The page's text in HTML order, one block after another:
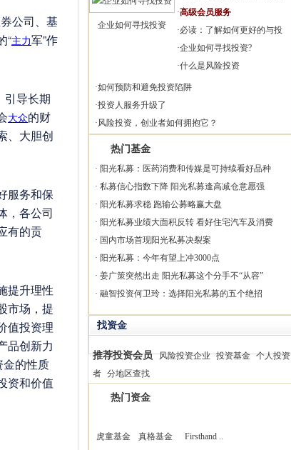
公司、基
“主力军”作
引导长期
大众的财
、大胆创
服务和保
，各公司
有的贡
提升理性
市场，提
值投资理
品创新力
的性质
资和价值
企业如何寻找投资
·高级会员服务
·必读：了解如何更好的与投
·企业如何寻找投资?
·什么是风险投资
·如何预防和避免投资陷阱
·投资人服务升级了
·风险投资，创业者如何拥抱它？
热门基金
· 阳光私募：医药消费和传媒是可持续看好品种
· 私募信心指数下降 阳光私募逢高减仓意愿强
· 阳光私募求稳 跑输公募略赢大盘
· 阳光私募业绩大面积反转 看好住宅汽车及消费
· 国内市场首现阳光私募决裂案
· 阳光私募：今年有望上冲3000点
· 姜广策突然出走 阳光私募这个分手不“从容”
· 融智投资何卫玲：选择阳光私募的五个绝招
找资金
推荐投资会员 风险投资企业 投资基金 个人投资
者 分地区查找
热门资金
虎童基金 真格基金 Firsthand ..